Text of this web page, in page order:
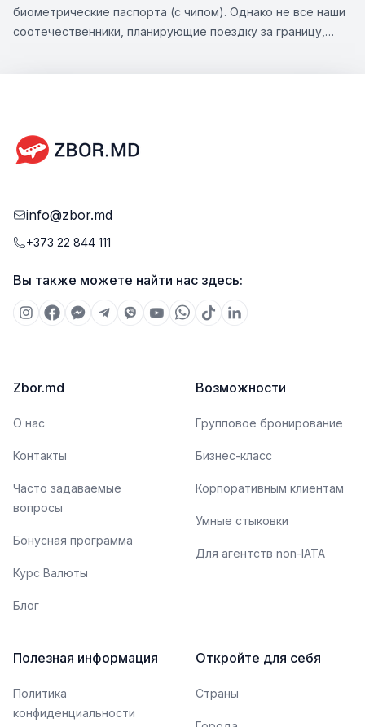
биометрические паспорта (с чипом). Однако не все наши
соотечественники, планирующие поездку за границу,
info@zbor.md
+373 22 844 111
Вы также можете найти нас здесь:
Zbor.md
О нас
Контакты
Часто задаваемые
вопросы
Бонусная программа
Курс Валюты
Блог
Возможности
Групповое бронирование
Бизнес-класс
Корпоративным клиентам
Умные стыковки
Для агентств non-IATA
Полезная информация
Политика
конфиденциальности
Откройте для себя
Страны